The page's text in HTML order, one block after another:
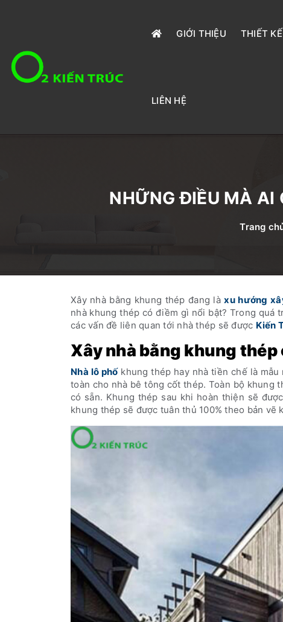
GIỚI THIỆU THIẾT
LIÊN HỆ
NHỮNG ĐIỀU MÀ AI
Trang
Xây nhà bằng khung thép đang làxu hướng
nhà khung thép có điềm gì nổi bật? Trong quá
các vấn đề liên quan tới nhà thép sẽ được Kiến
Xây nhà bằng khung
Nhà lô phốkhung thép hay nhà tiền chế là mẫu
toàn cho nhà bê tông cốt thép. Toàn bộ khung
có sẵn. Khung thép sau khi hoàn thiện sẽ
khung thép sẽ được tuân thủ 100% theo bản vẽ